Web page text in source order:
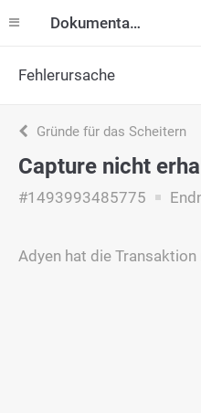
Dokumentation
Fehlerursache
Gründe für das Scheitern
Capture nicht
#1493993485775
Adyen hat die